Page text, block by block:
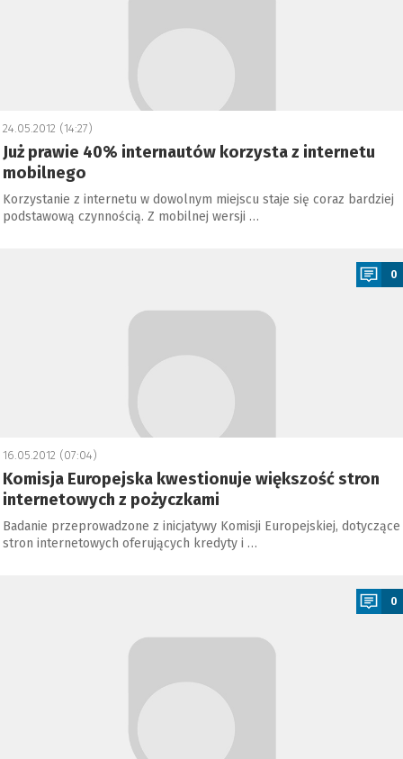
24.05.2012 (14:27)
Już prawie 40% internautów korzysta z internetu
mobilnego
Korzystanie z internetu w dowolnym miejscu staje się coraz bardziej
podstawową czynnością. Z mobilnej wersji …
0
16.05.2012 (07:04)
Komisja Europejska kwestionuje większość stron
internetowych z pożyczkami
Badanie przeprowadzone z inicjatywy Komisji Europejskiej, dotyczące
stron internetowych oferujących kredyty i …
0